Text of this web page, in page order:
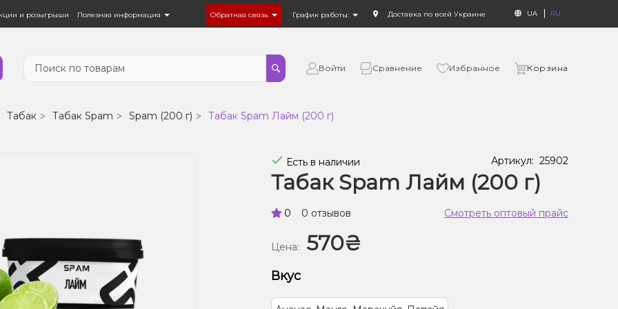
и розыгрыши Полезная информация Обратная связь График работы: Доставка по всей Украине UA RU
Войти Сравнение Избранное Корзина
Табак Табак Spam Spam (200 г) Табак Spam Лайм (200 г)
Есть в наличии Артикул: 25902
Табак Spam Лайм (200 г)
0 0 отзывов Смотреть оптовый прайс
Цена: 570₴
Вкус